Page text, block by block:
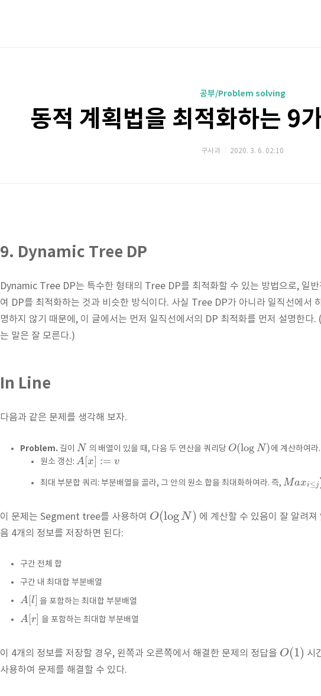
공부/Problem solving
동적 계획법을 최적화하는 9
구사과 2020. 3. 6. 02:10
9. Dynamic Tree DP
Dynamic Tree DP는 특수한 형태의 Tree DP를 최적화할 수 있는 방법으로, 일
여 DP를 최적화하는 것과 비슷한 방식이다. 사실 Tree DP가 아니라 일직선에서
명하지 않기 때문에, 이 글에서는 먼저 일직선에서의 DP 최적화를 먼저 설명한다
는 말은 잘 모른다.)
In Line
다음과 같은 문제를 생각해 보자.
Problem. 길이 N 의 배열이 있을 때, 다음 두 연산을 쿼리당 O(log N)에 계산하여라.
원소 갱신: A[x] := v
최대 부분합 쿼리: 부분배열을 골라, 그 안의 원소 합을 최대화하여라. 즉, Maxi≤j
이 문제는 Segment tree를 사용하여 O(logN) 에 계산할 수 있음이 잘 알려져
음 4개의 정보를 저장하면 된다:
구간 전체 합
구간 내 최대합 부분배열
A[l] 을 포함하는 최대합 부분배열
A[r] 을 포함하는 최대합 부분배열
이 4개의 정보를 저장할 경우, 왼쪽과 오른쪽에서 해결한 문제의 정답을 O(1) 시
사용하여 문제를 해결할 수 있다.